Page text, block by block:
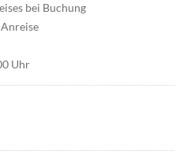
bei Buchung
Uhr